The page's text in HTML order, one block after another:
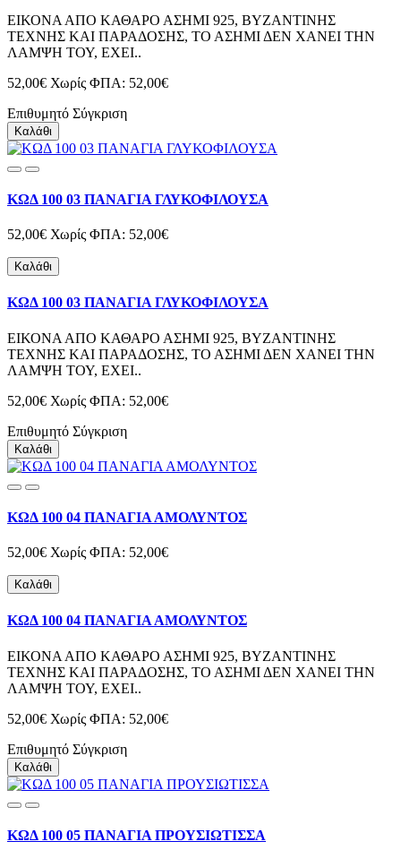
ΕΙΚΟΝΑ ΑΠΟ ΚΑΘΑΡΟ ΑΣΗΜΙ 925, ΒΥΖΑΝΤΙΝΗΣ
ΤΕΧΝΗΣ ΚΑΙ ΠΑΡΑΔΟΣΗΣ, ΤΟ ΑΣΗΜΙ ΔΕΝ ΧΑΝΕΙ ΤΗΝ
ΛΑΜΨΗ ΤΟΥ, ΕΧΕΙ..
52,00€ Χωρίς ΦΠΑ: 52,00€
Επιθυμητό Σύγκριση
Καλάθι
ΚΩΔ 100 03 ΠΑΝΑΓΙΑ ΓΛΥΚΟΦΙΛΟΥΣΑ
52,00€ Χωρίς ΦΠΑ: 52,00€
Καλάθι
ΚΩΔ 100 03 ΠΑΝΑΓΙΑ ΓΛΥΚΟΦΙΛΟΥΣΑ
ΕΙΚΟΝΑ ΑΠΟ ΚΑΘΑΡΟ ΑΣΗΜΙ 925, ΒΥΖΑΝΤΙΝΗΣ
ΤΕΧΝΗΣ ΚΑΙ ΠΑΡΑΔΟΣΗΣ, ΤΟ ΑΣΗΜΙ ΔΕΝ ΧΑΝΕΙ ΤΗΝ
ΛΑΜΨΗ ΤΟΥ, ΕΧΕΙ..
52,00€ Χωρίς ΦΠΑ: 52,00€
Επιθυμητό Σύγκριση
Καλάθι
ΚΩΔ 100 04 ΠΑΝΑΓΙΑ ΑΜΟΛΥΝΤΟΣ
52,00€ Χωρίς ΦΠΑ: 52,00€
Καλάθι
ΚΩΔ 100 04 ΠΑΝΑΓΙΑ ΑΜΟΛΥΝΤΟΣ
ΕΙΚΟΝΑ ΑΠΟ ΚΑΘΑΡΟ ΑΣΗΜΙ 925, ΒΥΖΑΝΤΙΝΗΣ
ΤΕΧΝΗΣ ΚΑΙ ΠΑΡΑΔΟΣΗΣ, ΤΟ ΑΣΗΜΙ ΔΕΝ ΧΑΝΕΙ ΤΗΝ
ΛΑΜΨΗ ΤΟΥ, ΕΧΕΙ..
52,00€ Χωρίς ΦΠΑ: 52,00€
Επιθυμητό Σύγκριση
Καλάθι
ΚΩΔ 100 05 ΠΑΝΑΓΙΑ ΠΡΟΥΣΙΩΤΙΣΣΑ